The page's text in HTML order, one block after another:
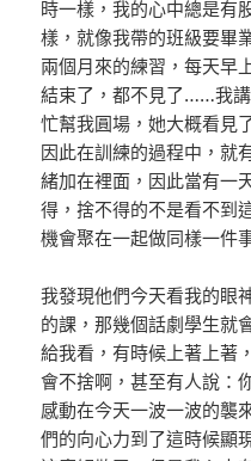
時一樣，我的心中總是有
樣，就像我帶的班級要畢
兩個月來的練習，每天早
結束了，都不見了……我
忙幫我圓場，她大概看見
因此在訓練的過程中，就
緒加在裡面，因此當有一
得，捨不得的不是看不到
機會聚在一起做同樣一件
我發現他們今天看我的眼
的課，那幾個話劇學生就
給我看，有時候上著上著
會不捨啊，甚至有人說：
感動在今天一波一波的襲
們的向心力到了這時候顯